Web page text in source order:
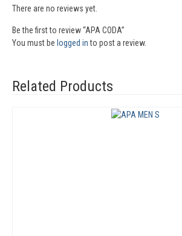
There are no reviews yet.
Be the first to review “APA CODA”
You must be logged into post a review.
Related Products